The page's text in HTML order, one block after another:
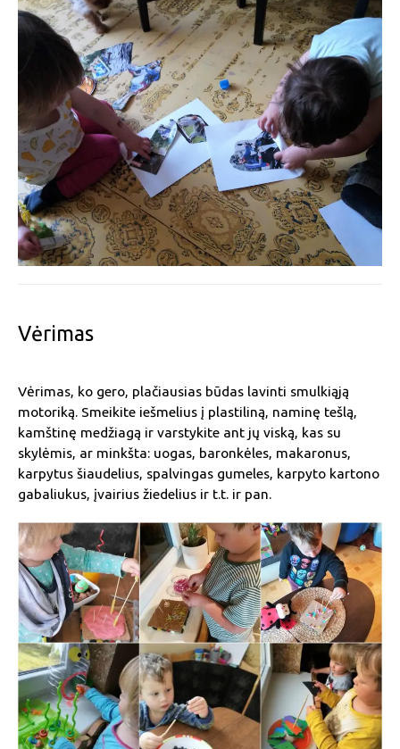
Vėrimas
Vėrimas, ko gero, plačiausias būdas lavinti smulkiąją
motoriką. Smeikite iešmelius į plastiliną, naminę tešlą,
kamštinę medžiagą ir varstykite ant jų viską, kas su
skylėmis, ar minkšta: uogas, baronkėles, makaronus,
karpytus šiaudelius, spalvingas gumeles, karpyto kartono
gabaliukus, įvairius žiedelius ir t.t. ir pan.